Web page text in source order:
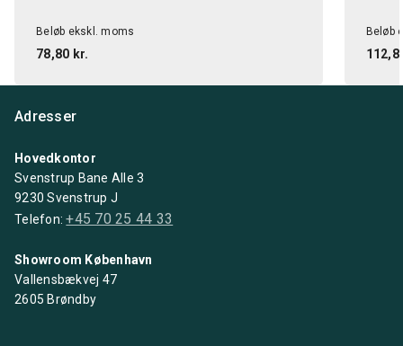
Beløb ekskl. moms
78,80 kr.
Beløb
Adresser
Hovedkontor
Svenstrup Bane Alle 3
9230 Svenstrup J
Telefon:+45 70 25 44 33
Showroom København
Vallensbækvej 47
2605 Brøndby